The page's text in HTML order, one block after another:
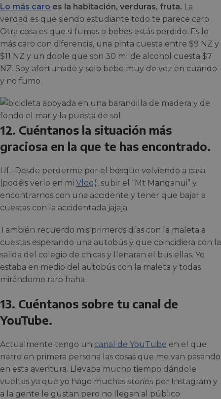
Lo más caro es la habitación, verduras, fruta. La
verdad es que siendo estudiante todo te parece caro.
Otra cosa es que si fumas o bebes estás perdido. Es lo
más caro con diferencia, una pinta cuesta entre $9 NZ y
$11 NZ y un doble que son 30 ml de alcohol cuesta $7
NZ. Soy afortunado y solo bebo muy de vez en cuando
y no fumo.
12. Cuéntanos la situación más
graciosa en la que te has encontrado.
Uf…Desde perderme por el bosque volviendo a casa
(podéis verlo en mi Vlog), subir el “Mt Manganui” y
encontrarnos con una accidente y tener que bajar a
cuestas con la accidentada jajaja
También recuerdo mis primeros días con la maleta a
cuestas esperando una autobús y que coincidiera con la
salida del colegio de chicas y llenaran el bus ellas. Yo
estaba en medio del autobús con la maleta y todas
mirándome raro haha
13. Cuéntanos sobre tu canal de
YouTube.
Actualmente tengo un canal de YouTube en el que
narro en primera persona las cosas que me van pasando
en esta aventura. Llevaba mucho tiempo dándole
vueltas ya que yo hago muchas stories por Instagram y
a la gente le gustan pero no llegan al público